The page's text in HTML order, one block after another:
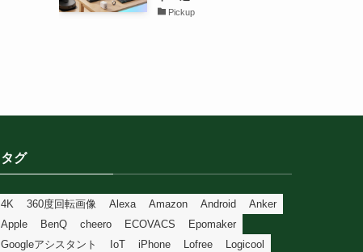
Pickup
タグ
4K 360度回転画像 Alexa Amazon Android
Anker
Apple
BenQ cheero ECOVACS
Epomaker
Googleアシスタント
IoT iPhone Lofree
Logicool